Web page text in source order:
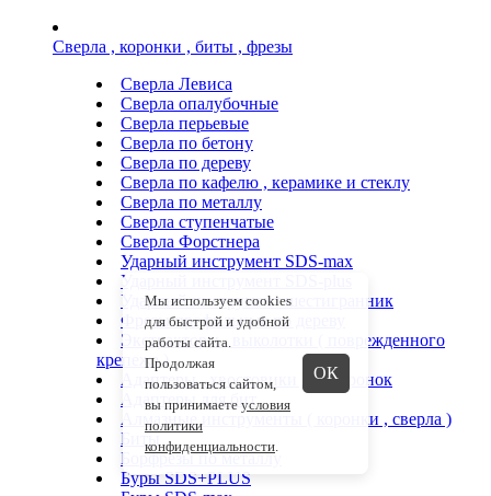
Сверла , коронки , биты , фрезы
Сверла Левиса
Сверла опалубочные
Сверла перьевые
Сверла по бетону
Сверла по дереву
Сверла по кафелю , керамике и стеклу
Сверла по металлу
Сверла ступенчатые
Сверла Форстнера
Ударный инструмент SDS-max
Ударный инструмент SDS-plus
Ударный инструмент шестигранник
Фрезы профильные по дереву
Экстракторы , выколотки ( поврежденного
крепежа )
Адаптеры , хвостовики для коронок
Адаптеры для бит
Алмазные инструменты ( коронки , сверла )
Биты
Борфрезы по металлу
Буры SDS+PLUS
Мы используем cookies
для быстрой и удобной
работы сайта.
Продолжая
пользоваться сайтом,
вы принимаете условия
политики
конфиденциальности.
ОК